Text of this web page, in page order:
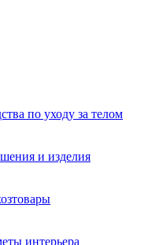
по уходу за телом
и изделия
интерьера